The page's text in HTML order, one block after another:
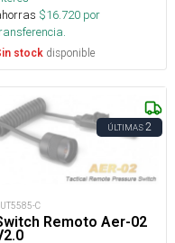
$16.720 por
stock disponible
ÚLTIMAS2
C
Remoto Aer-02